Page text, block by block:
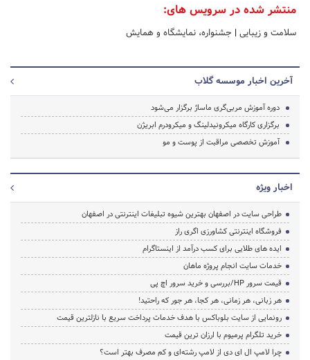
منتشر شده در سرویس های:
سلامت و زیبایی | جشنواره، نمایشگاه و همایش
آخرین اخبار موسسه گلاب
دوره آموزش مربی‌گری ماساژ برگزار می‌شود
برگزاری کارگاه میکرونیدلینگ و میکرودرم ابریژن
آموزش تخصصی مراقبت از پوست و مو
اخبار ویژه
طراحی سایت در اصفهان بهترین شیوه تبلیغات اینترنتی در اصفهان
فروشگاه اینترنتی کشاورزی اگری راز
ایده های طلایی برای کسب درآمد از اینستاگرام
خدمات سایت انجام پروژه ماهان
قیمت سرور HP/بررسی و خرید سرور اچ پی
هر زبانی، هر زمانی، هر کجا، هر جور که راحتید!
رونمایی از سایت بلوباکس با هدف خدمات پرداخت سریع با نازلترین قیمت
خرید تلگرام پرمیوم با ارزان ترین قیمت
چرا لامپ ال ای دی از لامپ رشته‌ای و کم مصرف بهتر است؟